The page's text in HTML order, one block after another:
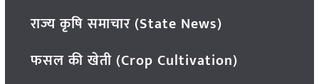
राज्य कृषि समाचार (State News)
फसल की खेती (Crop Cultivation)